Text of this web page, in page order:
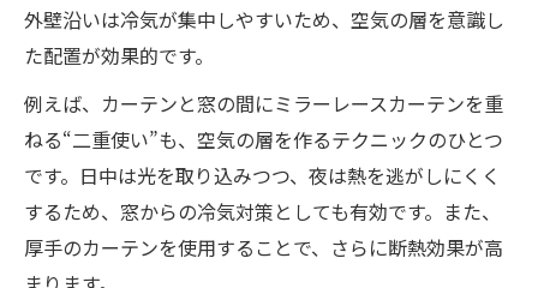
外壁沿いは冷気が集中しやすいため、空気の層を意識し
た配置が効果的です。
例えば、カーテンと窓の間にミラーレースカーテンを重
ねる“二重使い”も、空気の層を作るテクニックのひとつ
です。日中は光を取り込みつつ、夜は熱を逃がしにくく
するため、窓からの冷気対策としても有効です。また、
厚手のカーテンを使用することで、さらに断熱効果が高